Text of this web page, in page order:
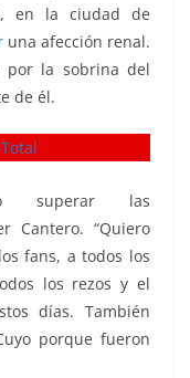
en la ciudad de
una afección renal.
por la sobrina del
de él.
superar las
Cantero. “Quiero
fans, a todos los
los rezos y el
días. También
porque fueron